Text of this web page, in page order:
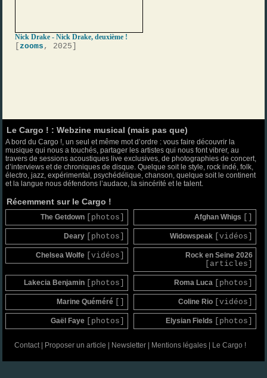
Nick Drake - Nick Drake, deuxième !
[zooms , 2025]
Le Cargo ! : Webzine musical (mais pas que)
A bord du Cargo !, un seul et même mot d’ordre : vous faire découvrir la
musique qui nous a touchés, partager les artistes qui nous font vibrer, au
travers de sessions acoustiques live exclusives, de photographies de concert,
d’interviews et de chroniques de disque. Quelque soit le style, rock indé, folk,
électro, jazz, expérimental, psychédélique, chanson, quelque soit le continent
et la langue nous défendons l’audace, la sincérité et le talent.
Récemment sur le Cargo !
The Getdown [photos] Afghan Whigs
Deary [photos] Widowspeak [vidéos]
Chelsea Wolfe [vidéos] Rock en Seine 2026
[articles]
Lakecia Benjamin [photos] Roma Luca [photos]
Marine Quéméré Coline Rio [vidéos]
Gaël Faye [photos] Elysian Fields [photos]
Contact| Proposer un article | Newsletter| Mentions légales| Le Cargo !